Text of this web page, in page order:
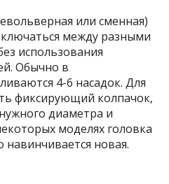
или сменная)
между разными
использования
Обычно в
4-6 насадок. Для
фиксирующий колпачок,
диаметра и
моделях головка
навинчивается новая.